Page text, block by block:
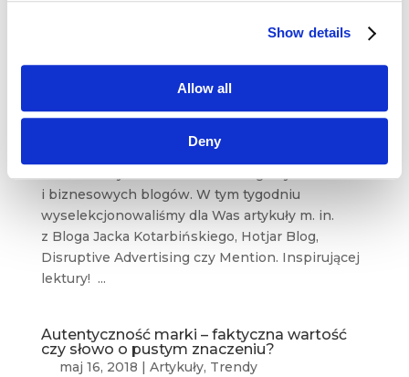
Show details
Allow all
Deny
Storytelling, empatia konsumencka i siła
celów [przegląd blogosfery marketingowej
lut 10, 2019|Artykuły,Blogosfera,Wiedza
Czas na kolejny przegląd najbardziej
i biznesowych blogów. W tym tygodniu
wyselekcjonowaliśmy dla Was artykuły m. in.
z Bloga Jacka Kotarbińskiego, Hotjar Blog,
Disruptive Advertising czy Mention. Inspirującej
lektury! ...
Autentyczność marki – faktyczna wartość
czy słowo o pustym znaczeniu?
maj 16, 2018 Artykuły, Trendy